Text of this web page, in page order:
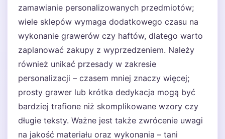
zamawianie personalizowanych przedmiotów;
wiele sklepów wymaga dodatkowego czasu na
wykonanie grawerów czy haftów, dlatego warto
zaplanować zakupy z wyprzedzeniem. Należy
również unikać przesady w zakresie
personalizacji – czasem mniej znaczy więcej;
prosty grawer lub krótka dedykacja mogą być
bardziej trafione niż skomplikowane wzory czy
długie teksty. Ważne jest także zwrócenie uwagi
na jakość materiału oraz wykonania – tani